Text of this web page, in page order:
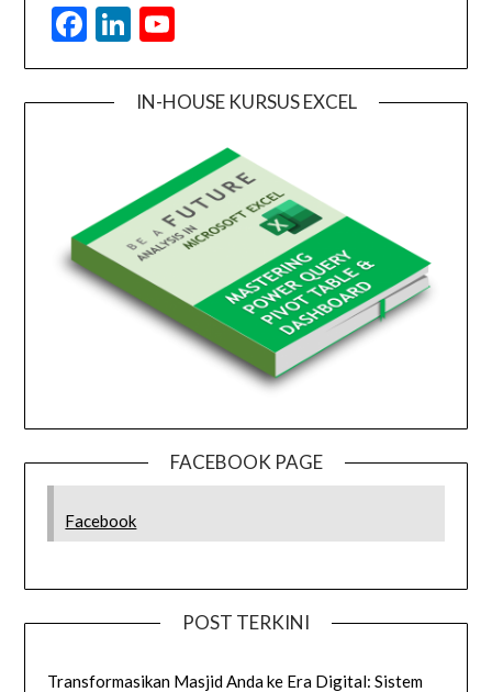
Facebook
LinkedIn
IN-HOUSE KURSUS EXCEL
FACEBOOK PAGE
Facebook
POST TERKINI
Transformasikan Masjid Anda ke Era Digital: Sistem